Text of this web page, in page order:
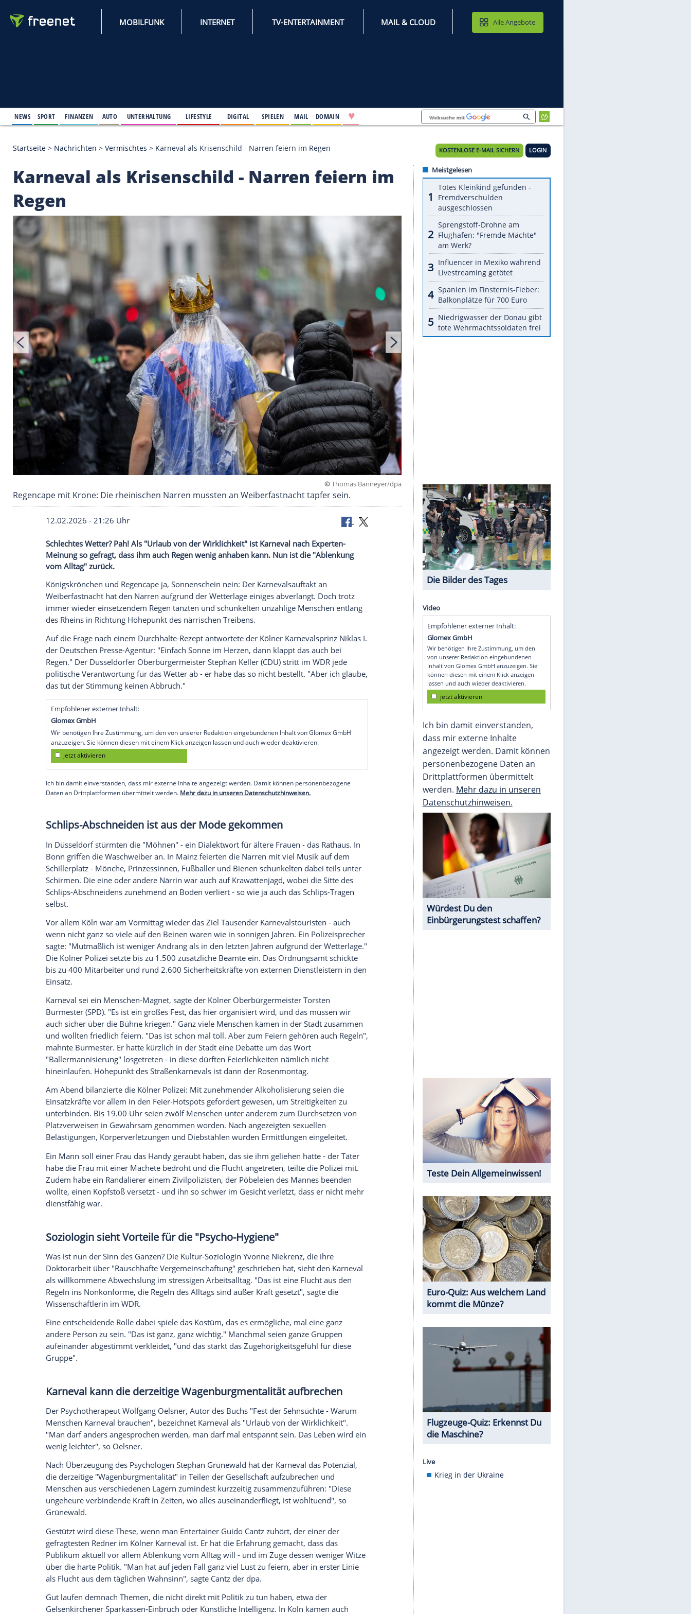
MOBILFUNK INTERNET TV-ENTERTAINMENT MAIL & CLOUD
KOSTENLOSE E-MAIL SICHERN
Startseite >Nachrichten > Vermischtes >Karneval als Krisenschild - Narren feiern im Regen
Karneval als Krisenschild - Narren feiern im
Regen
Thomas Banneyer/dpa
Regencape mit Krone: Die rheinischen Narren mussten an Weiberfastnacht tapfer sein.
12.02.2026 - 21:26 Uhr
Schlechtes Wetter? Pah! Als "Urlaub von der Wirklichkeit" ist Karneval nach Experten-
Meinung so gefragt, dass ihm auch Regen wenig anhaben kann. Nun ist die "Ablenkung
vom Alltag" zurück.
Königskrönchen und Regencape ja, Sonnenschein nein: Der Karnevalsauftakt an
Weiberfastnacht hat den Narren aufgrund der Wetterlage einiges abverlangt. Doch trotz
immer wieder einsetzendem Regen tanzten und schunkelten unzählige Menschen entlang
des Rheins in Richtung Höhepunkt des närrischen Treibens.
Auf die Frage nach einem Durchhalte-Rezept antwortete der Kölner Karnevalsprinz Niklas I.
der Deutschen Presse-Agentur: "Einfach Sonne im Herzen, dann klappt das auch bei
Regen." Der Düsseldorfer Oberbürgermeister Stephan Keller (CDU) stritt im WDR jede
politische Verantwortung für das Wetter ab - er habe das so nicht bestellt. "Aber ich glaube,
das tut der Stimmung keinen Abbruch."
Empfohlener externer Inhalt:
Glomex GmbH
Wir benötigen Ihre Zustimmung, um den von unserer Redaktion eingebundenen Inhalt von Glomex GmbH
anzuzeigen. Sie können diesen mit einem Klick anzeigen lassen und auch wieder deaktivieren.
Ich bin damit einverstanden, dass mir externe Inhalte angezeigt werden. Damit können personenbezogene
Daten an Drittplattformen übermittelt werden. Mehr dazu in unseren Datenschutzhinweisen.
Schlips-Abschneiden ist aus der Mode gekommen
In Düsseldorf stürmten die "Möhnen" - ein Dialektwort für ältere Frauen - das Rathaus. In
Bonn griffen die Waschweiber an. In Mainz feierten die Narren mit viel Musik auf dem
Schillerplatz - Mönche, Prinzessinnen, Fußballer und Bienen schunkelten dabei teils unter
Schirmen. Die eine oder andere Närrin war auch auf Krawattenjagd, wobei die Sitte des
Schlips-Abschneidens zunehmend an Boden verliert - so wie ja auch das Schlips-Tragen
selbst.
Vor allem Köln war am Vormittag wieder das Ziel Tausender Karnevalstouristen - auch
wenn nicht ganz so viele auf den Beinen waren wie in sonnigen Jahren. Ein Polizeisprecher
sagte: "Mutmaßlich ist weniger Andrang als in den letzten Jahren aufgrund der Wetterlage."
Die Kölner Polizei setzte bis zu 1.500 zusätzliche Beamte ein. Das Ordnungsamt schickte
bis zu 400 Mitarbeiter und rund 2.600 Sicherheitskräfte von externen Dienstleistern in den
Einsatz.
Karneval sei ein Menschen-Magnet, sagte der Kölner Oberbürgermeister Torsten
Burmester (SPD). "Es ist ein großes Fest, das hier organisiert wird, und das müssen wir
auch sicher über die Bühne kriegen." Ganz viele Menschen kämen in der Stadt zusammen
und wollten friedlich feiern. "Das ist schon mal toll. Aber zum Feiern gehören auch Regeln",
mahnte Burmester. Er hatte kürzlich in der Stadt eine Debatte um das Wort
"Ballermannisierung" losgetreten - in diese dürften Feierlichkeiten nämlich nicht
hineinlaufen. Höhepunkt des Straßenkarnevals ist dann der Rosenmontag.
Am Abend bilanzierte die Kölner Polizei: Mit zunehmender Alkoholisierung seien die
Einsatzkräfte vor allem in den Feier-Hotspots gefordert gewesen, um Streitigkeiten zu
unterbinden. Bis 19.00 Uhr seien zwölf Menschen unter anderem zum Durchsetzen von
Platzverweisen in Gewahrsam genommen worden. Nach angezeigten sexuellen
Belästigungen, Körperverletzungen und Diebstählen wurden Ermittlungen eingeleitet.
Ein Mann soll einer Frau das Handy geraubt haben, das sie ihm geliehen hatte - der Täter
habe die Frau mit einer Machete bedroht und die Flucht angetreten, teilte die Polizei mit.
Zudem habe ein Randalierer einem Zivilpolizisten, der Pöbeleien des Mannes beenden
wollte, einen Kopfstoß versetzt - und ihn so schwer im Gesicht verletzt, dass er nicht mehr
dienstfähig war.
Soziologin sieht Vorteile für die "Psycho-Hygiene"
Was ist nun der Sinn des Ganzen? Die Kultur-Soziologin Yvonne Niekrenz, die ihre
Doktorarbeit über "Rauschhafte Vergemeinschaftung" geschrieben hat, sieht den Karneval
als willkommene Abwechslung im stressigen Arbeitsalltag. "Das ist eine Flucht aus den
Regeln ins Nonkonforme, die Regeln des Alltags sind außer Kraft gesetzt", sagte die
Wissenschaftlerin im WDR.
Eine entscheidende Rolle dabei spiele das Kostüm, das es ermögliche, mal eine ganz
andere Person zu sein. "Das ist ganz, ganz wichtig." Manchmal seien ganze Gruppen
Fremdverschulden
Flughafen: "Fremde Mächte"
am Werk?
Influencer in Mexiko während
Livestreaming getötet
Video
Empfohlener externer Inhalt:
Glomex GmbH
Wir benötigen Ihre Zustimmung, um den
von unserer Redaktion eingebundenen
können diesen mit einem Klick anzeigen
lassen und auch wieder deaktivieren.
jetzt aktivieren
Ich bin damit einverstanden,
dass mir externe Inhalte
personenbezogene Daten an
Würdest Du den
Einbürgerungstest schaffen?
Teste Dein Allgemeinwissen!